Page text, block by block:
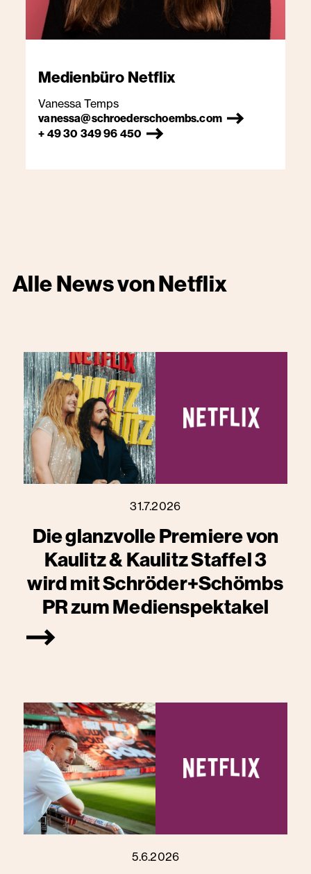
Medienbüro Netflix
Vanessa Temps
vanessa@schroederschoembs.com
+ 49 30 349 96 450
Alle News vonNetflix
31.7.2026
Die glanzvolle Premiere von
Kaulitz & Kaulitz Staffel 3
wird mit Schröder+Schömbs
PR zum Medienspektakel
5.6.2026